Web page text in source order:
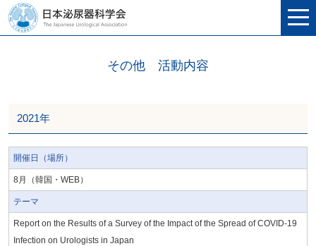
その他 活動内容
2021年
開催日（場所）
8月（韓国・WEB）
テーマ
Report on the Results of a Survey of the Impact of the Spread of COVID-19
Infection on Urologists in Japan